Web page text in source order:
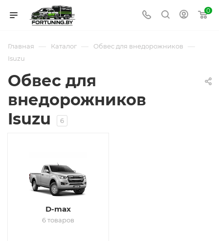
0
Главная — Каталог — Обвес для внедорожников —
Isuzu
Обвес для
внедорожников
Isuzu
6
D-max
6 товаров